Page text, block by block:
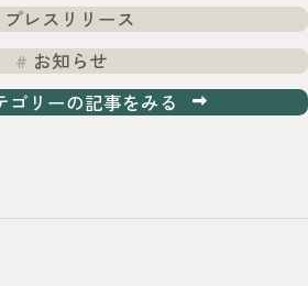
プレスリリース
お知らせ
ゴリーの記事をみる